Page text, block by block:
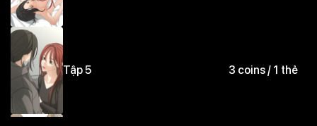
Tập 5 3 coins / 1 thẻ